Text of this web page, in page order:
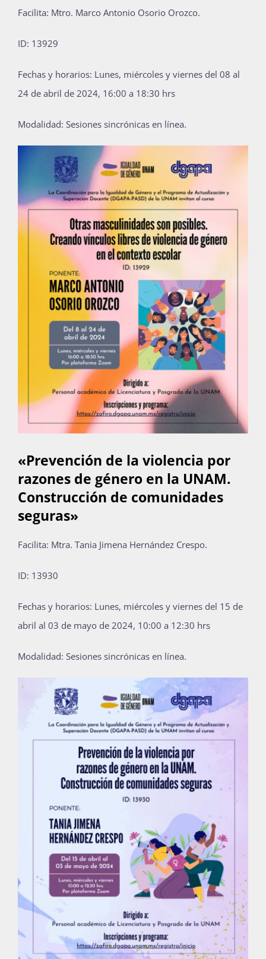
Facilita: Mtro. Marco Antonio Osorio Orozco.
ID: 13929
Fechas y horarios: Lunes, miércoles y viernes del 08 al
24 de abril de 2024, 16:00 a 18:30 hrs
Modalidad: Sesiones sincrónicas en línea.
«Prevención de la violencia por
razones de género en la UNAM.
Construcción de comunidades
seguras»
Facilita: Mtra. Tania Jimena Hernández Crespo.
ID: 13930
Fechas y horarios: Lunes, miércoles y viernes del 15 de
abril al 03 de mayo de 2024, 10:00 a 12:30 hrs
Modalidad: Sesiones sincrónicas en línea.